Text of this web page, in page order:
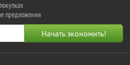
предложения